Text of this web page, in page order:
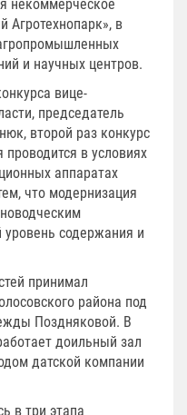
некоммерческое
Агротехнопарк», в
и научных центров.
вице-
председатель
второй раз конкурс
в условиях
аппаратах
что модернизация
содержания и
принимал
района под
Поздняковой. В
доильный зал
датской компании
в три этапа